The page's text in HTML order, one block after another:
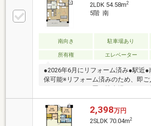
2LDK 54.58m2
5階 南
南向き 駐車場あり
所有権
エレベーター
●2026年6月にリフォーム済み●駅近
保可能※リフォーム済みのため、即ご
円）1台分確保可能です。
2,398万円
2SLDK 70.04m2